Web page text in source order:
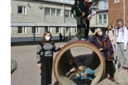
URHEILU
IDROTT
KULTTUURI
KULTUR
HISTORIA
HISTORIA
YLEINEN
ALLMÄN
MAINOSTAJILLE
FÖR
ANNONSÖRER